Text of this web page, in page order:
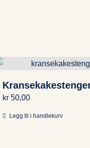
kr50,00
Legg til i handlekurv